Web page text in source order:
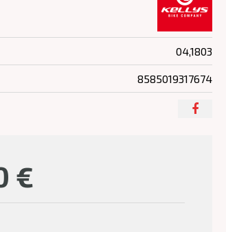
€
04,1803
8585019317674